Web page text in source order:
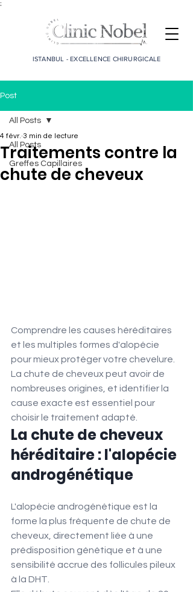
;
ISTANBUL - EXCELLENCE CHIRURGICALE
Post
All Posts
Greffes Capillaires
All Posts
Traitements contre la
chute de cheveux
4 févr. 3 min de lecture
Comprendre les causes héréditaires
et les multiples formes d'alopécie
pour mieux protéger votre chevelure.
La chute de cheveux peut avoir de
nombreuses origines, et identifier la
cause exacte est essentiel pour
choisir le traitement adapté.
La chute de cheveux
héréditaire : l'alopécie
androgénétique
L'alopécie androgénétique est la
forme la plus fréquente de chute de
cheveux, directement liée à une
prédisposition génétique et à une
sensibilité accrue des follicules pileux
à la DHT.